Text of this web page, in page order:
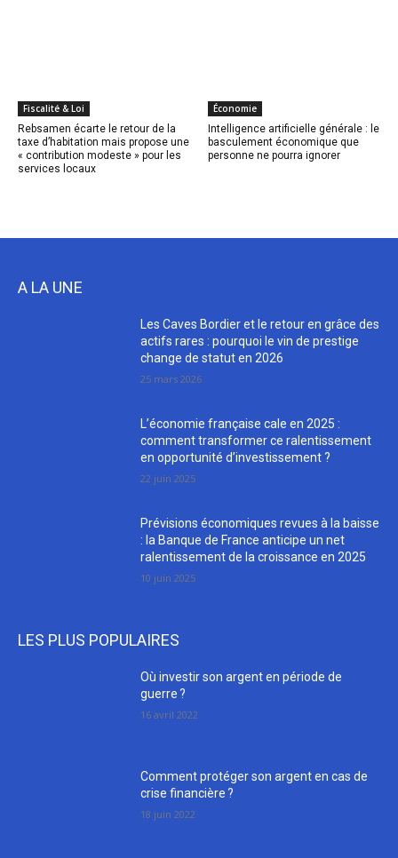
Fiscalité & Loi
Rebsamen écarte le retour de la
taxe d’habitation mais propose une
« contribution modeste » pour les
services locaux
Économie
Intelligence artificielle générale : le
basculement économique que
personne ne pourra ignorer
A LA UNE
Les Caves Bordier et le retour en grâce des
actifs rares : pourquoi le vin de prestige
change de statut en 2026
25 mars 2026
L’économie française cale en 2025 :
comment transformer ce ralentissement
en opportunité d’investissement ?
22 juin 2025
Prévisions économiques revues à la baisse
: la Banque de France anticipe un net
ralentissement de la croissance en 2025
10 juin 2025
LES PLUS POPULAIRES
Où investir son argent en période de
guerre ?
16 avril 2022
Comment protéger son argent en cas de
crise financière ?
18 juin 2022